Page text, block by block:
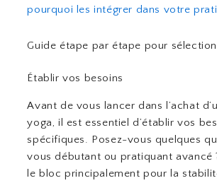
pourquoi les intégrer dans votre
Guide étape par étape pour
Établir vos besoins
Avant de vous lancer dans l’achat
yoga, il est essentiel d’établir vos
spécifiques. Posez-vous quelques
vous débutant ou pratiquant avancé
le bloc principalement pour la